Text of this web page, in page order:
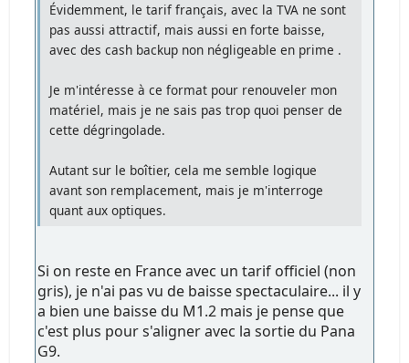
Évidemment, le tarif français, avec la TVA ne sont
pas aussi attractif, mais aussi en forte baisse,
avec des cash backup non négligeable en prime .
Je m'intéresse à ce format pour renouveler mon
matériel, mais je ne sais pas trop quoi penser de
cette dégringolade.
Autant sur le boîtier, cela me semble logique
avant son remplacement, mais je m'interroge
quant aux optiques.
Si on reste en France avec un tarif officiel (non
gris), je n'ai pas vu de baisse spectaculaire... il y
a bien une baisse du M1.2 mais je pense que
c'est plus pour s'aligner avec la sortie du Pana
G9.